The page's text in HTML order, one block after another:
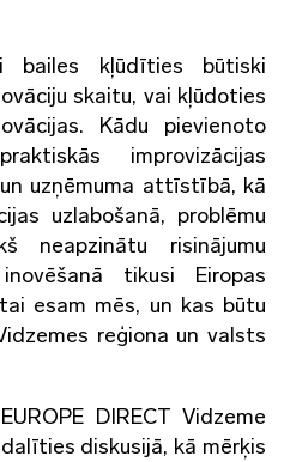
bailes kļūdīties būtiski
skaitu, vai kļūdoties
Kādu pievienoto
improvizācijas
uzņēmuma attīstībā, kā
uzlabošanā, problēmu
neapzinātu risinājumu
tikusi Eiropas
esam mēs, un kas būtu
reģiona un valsts
DIRECT Vidzeme
diskusijā, kā mērķis